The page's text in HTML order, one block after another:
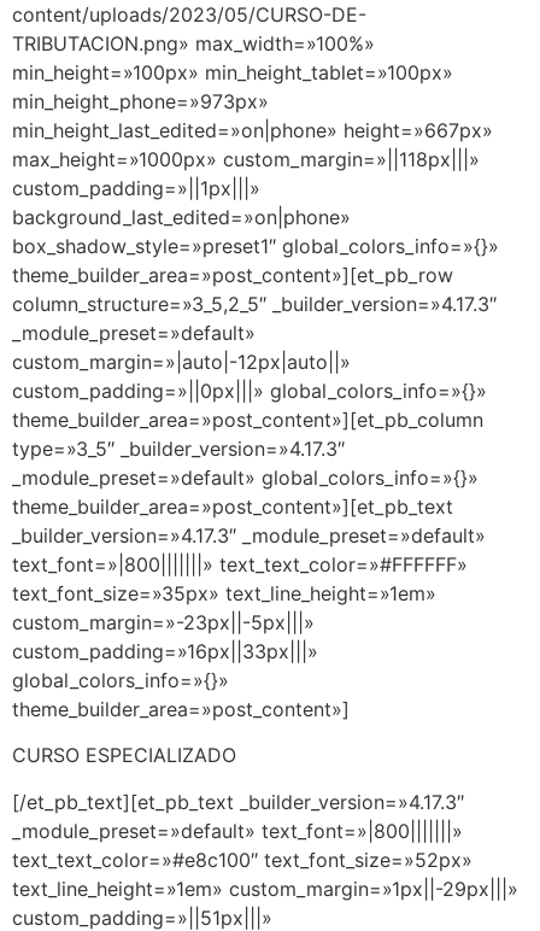
content/uploads/2023/05/CURSO-DE-
TRIBUTACION.png» max_width=»100%»
min_height=»100px» min_height_tablet=»100px»
min_height_phone=»973px»
min_height_last_edited=»on|phone» height=»667px»
max_height=»1000px» custom_margin=»||118px|||»
custom_padding=»||1px|||»
background_last_edited=»on|phone»
box_shadow_style=»preset1″ global_colors_info=»{}»
theme_builder_area=»post_content»][et_pb_row
column_structure=»3_5,2_5″ _builder_version=»4.17.3″
_module_preset=»default»
custom_margin=»|auto|-12px|auto||»
custom_padding=»||0px|||» global_colors_info=»{}»
theme_builder_area=»post_content»][et_pb_column
type=»3_5″ _builder_version=»4.17.3″
_module_preset=»default» global_colors_info=»{}»
theme_builder_area=»post_content»][et_pb_text
_builder_version=»4.17.3″ _module_preset=»default»
text_font=»|800|||||||» text_text_color=»#FFFFFF»
text_font_size=»35px» text_line_height=»1em»
custom_margin=»-23px||-5px|||»
custom_padding=»16px||33px|||»
global_colors_info=»{}»
theme_builder_area=»post_content»]
CURSO ESPECIALIZADO
[/et_pb_text][et_pb_text _builder_version=»4.17.3″
_module_preset=»default» text_font=»|800|||||||»
text_text_color=»#e8c100″ text_font_size=»52px»
text_line_height=»1em» custom_margin=»1px||-29px|||»
custom_padding=»||51px|||»